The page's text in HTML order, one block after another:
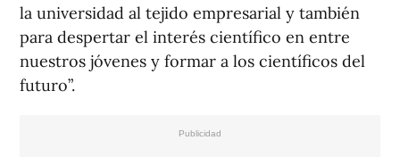
la universidad al tejido empresarial y también
para despertar el interés científico en entre
nuestros jóvenes y formar a los científicos del
futuro”.